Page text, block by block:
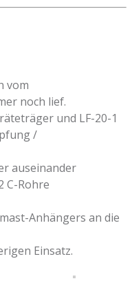
vom
noch lief.
und LF-20-1
/
auseinander
C-Rohre
Anhängers an die
Einsatz.